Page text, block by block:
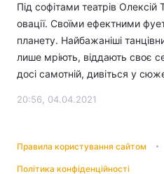
Під софітами театрів
овації. Своїми ефектними
планету. Найбажаніші
лише мріють, віддають своє
досі самотній, дивіться у
20:56, 04.04.2021
Правила користування сайтом
Політика конфіденційності